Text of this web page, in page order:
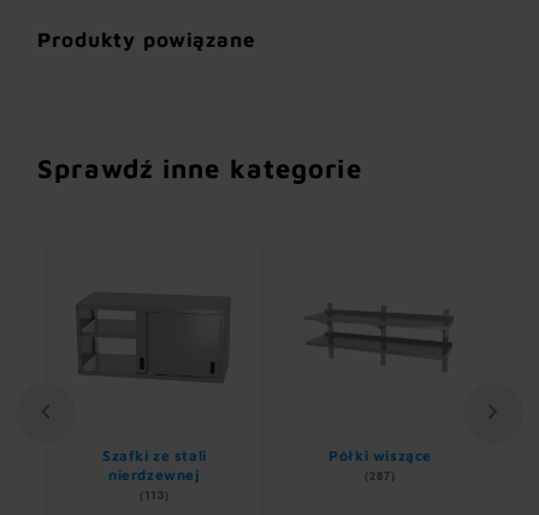
Produkty powiązane
Sprawdź inne kategorie
Szafki ze stali
nierdzewnej
(113)
Półki wiszące
(287)